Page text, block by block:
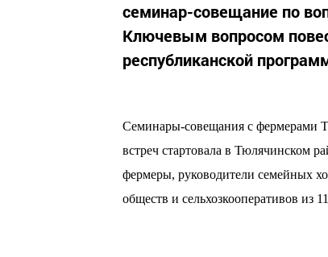
семинар-совещание по
Ключевым вопросом
республиканской
Семинары-совещания с фермерами
встреч стартовала в Тюлячинском
фермеры, руководители семейных
обществ и сельхозкооперативов из